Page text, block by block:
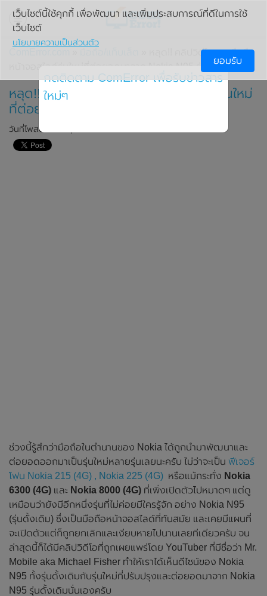
» หลุด!! คลิปวิดีโอของมือถือ
หน้าจอสไลด์รุ่นใหม่ที่ต่อยอดมาจาก Nokia N95 รุ่นดั้งเดิม
หลุด!! คลิปวิดีโอของมือถือหน้าจอสไลด์รุ่นใหม่
ที่ต่อยอดมาจาก Nokia N95 รุ่นดั้งเดิม
วันที่โพสต์: 19 พฤศจิกายน 2020
ช่วงนี้รู้สึกว่ามือถือในตำนานของ Nokia ได้ถูกนำมาพัฒนาและ
ต่อยอดออกมาเป็นรุ่นใหม่หลายรุ่นเลยนะครับ ไม่ว่าจะเป็น ฟีเจอร์
โฟน Nokia 215 (4G) , Nokia 225 (4G) หรือแม้กระทั่ง Nokia
6300 (4G) และ Nokia 8000 (4G) ที่เพิ่งเปิดตัวไปหมาดๆ แต่ดู
เหมือนว่ายังมีอีกหนึ่งรุ่นที่ไม่ค่อยมีใครรู้จัก อย่าง Nokia N95
(รุ่นดั้งเดิม) ซึ่งเป็นมือถือหน้าจอสไลด์ที่ทันสมัย และเคยมีแผนที่
จะเปิดตัวแต่ก็ถูกยกเลิกและเงียบหายไปนานเลยทีเดียวครับ จน
ล่าสุดนี้ก็ได้มีคลิปวิดีโอที่ถูกเผยแพร่โดย YouTuber ที่มีชื่อว่า Mr.
Mobile aka Michael Fisher ทำให้เราได้เห็นดีไซน์ของ Nokia
N95 ทั้งรุ่นดั้งเดิมกับรุ่นใหม่ที่ปรับปรุงและต่อยอดมาจาก Nokia
N95 รุ่นดั้งเดิมนั่นเองครับ
เว็บไซต์นี้ใช้คุกกี้ เพื่อพัฒนา และเพิ่มประสบการณ์ที่ดีในการใช้
เว็บไซต์
นโยบายความเป็นส่วนตัว
ยอมรับ
กดติดตาม ComError เพื่อรับข่าวสาร
ใหม่ๆ